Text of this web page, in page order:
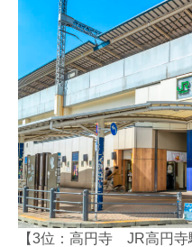
【3位：高円寺 JR高円寺